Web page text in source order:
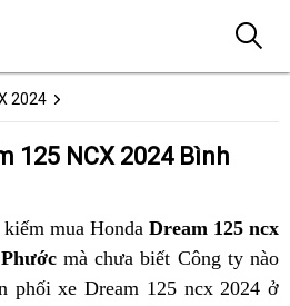
2024
125 NCX 2024 Bình
mua Honda Dream 125 ncx
mà chưa biết Công ty nào
phối xe Dream 125 ncx 2024 ở